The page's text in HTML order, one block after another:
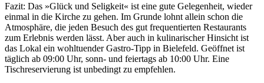
Fazit: Das »Glück und Seligkeit« ist eine gute Gelegenheit, wieder
einmal in die Kirche zu gehen. Im Grunde lohnt allein schon die
Atmosphäre, die jeden Besuch des gut frequentierten Restaurants
zum Erlebnis werden lässt. Aber auch in kulinarischer Hinsicht ist
das Lokal ein wohltuender Gastro-Tipp in Bielefeld. Geöffnet ist
täglich ab 09:00 Uhr, sonn- und feiertags ab 10:00 Uhr. Eine
Tischreservierung ist unbedingt zu empfehlen.